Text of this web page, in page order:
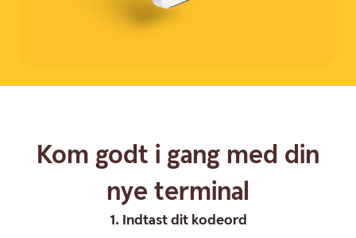
Kom godt i gang med din
nye terminal
1. Indtast dit kodeord